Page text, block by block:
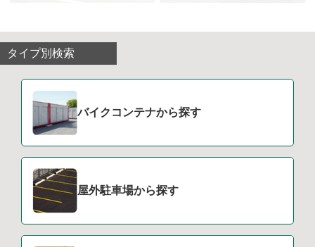
タイプ別検索
バイクコンテナから探す
屋外駐車場から探す